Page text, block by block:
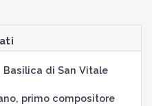
Basilica di San Vitale
primo compositore